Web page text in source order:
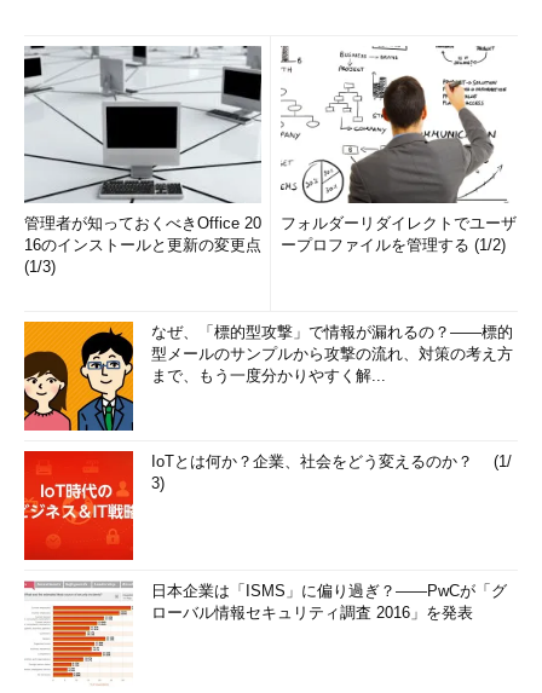
管理者が知っておくべきOffice 20
16のインストールと更新の変更点
(1/3)
フォルダーリダイレクトでユーザ
ープロファイルを管理する (1/2)
なぜ、「標的型攻撃」で情報が漏れるの？――標的
型メールのサンプルから攻撃の流れ、対策の考え方
まで、もう一度分かりやすく解...
IoTとは何か？企業、社会をどう変えるのか？ (1/
3)
日本企業は「ISMS」に偏り過ぎ？――PwCが「グ
ローバル情報セキュリティ調査 2016」を発表